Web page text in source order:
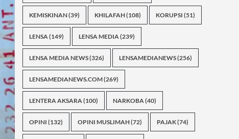
KEMISKINAN(39) KHILAFAH(108) KORUPSI (51)
LENSA(149) LENSA MEDIA(239)
LENSA MEDIA NEWS(326) LENSAMEDIANEWS(256)
LENSAMEDIANEWS.COM(269)
LENTERA AKSARA(100) NARKOBA(40)
OPINI (132) OPINI MUSLIMAH(72) PAJAK(74)